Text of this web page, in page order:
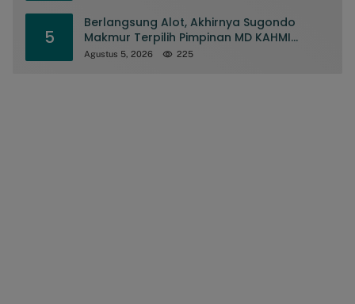
5
Berlangsung Alot, Akhirnya Sugondo
Makmur Terpilih Pimpinan MD KAHMI
Kabupaten Gorontalo
Agustus 5, 2026 225